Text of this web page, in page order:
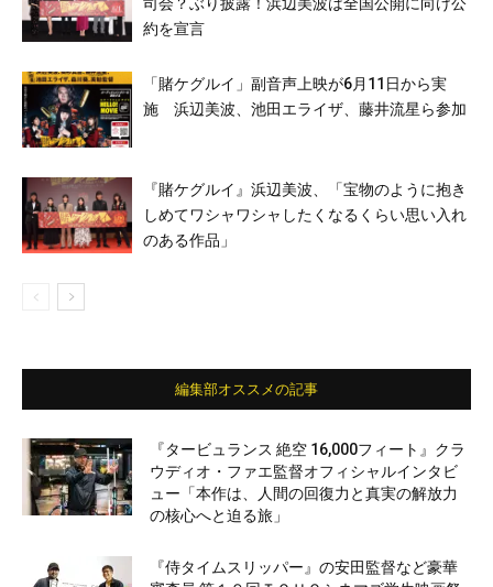
約を宣言
「賭ケグルイ」副音声上映が6月11日から実
施 浜辺美波、池田エライザ、藤井流星ら参加
『賭ケグルイ』浜辺美波、「宝物のように抱き
しめてワシャワシャしたくなるくらい思い入れ
のある作品」
編集部オススメの記事
『タービュランス 絶空 16,000フィート』クラ
ウディオ・ファエ監督オフィシャルインタビ
ュー「本作は、人間の回復力と真実の解放力
の核心へと迫る旅」
『侍タイムスリッパー』の安田監督など豪華